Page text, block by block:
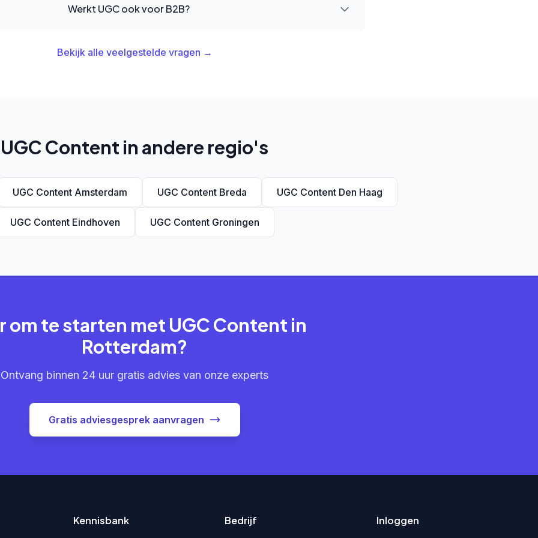
Werkt UGC ook voor B2B?
Bekijk alle veelgestelde vragen →
UGC Content in andere regio's
UGC Content Amsterdam UGC Content Breda UGC Content Den Haag
UGC Content Eindhoven UGC Content Groningen
om te starten met UGC Content in
Rotterdam?
Ontvang binnen 24 uur gratis advies van onze experts
Gratis adviesgesprek aanvragen
Kennisbank Bedrijf Inloggen